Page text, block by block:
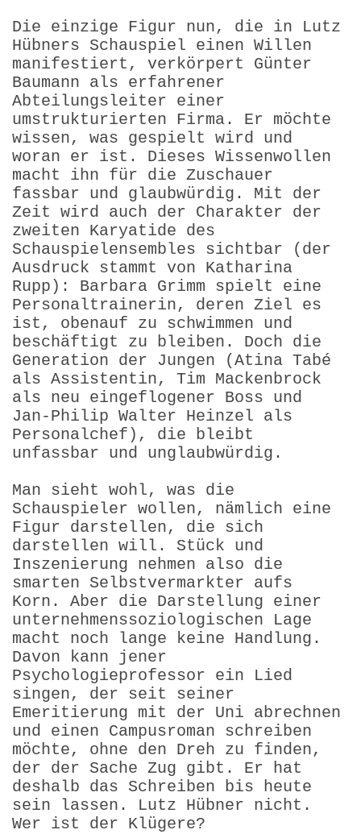
Die einzige Figur nun, die in Lutz
Hübners Schauspiel einen Willen
manifestiert, verkörpert Günter
Baumann als erfahrener
Abteilungsleiter einer
umstrukturierten Firma. Er möchte
wissen, was gespielt wird und
woran er ist. Dieses Wissenwollen
macht ihn für die Zuschauer
fassbar und glaubwürdig. Mit der
Zeit wird auch der Charakter der
zweiten Karyatide des
Schauspielensembles sichtbar (der
Ausdruck stammt von Katharina
Rupp): Barbara Grimm spielt eine
Personaltrainerin, deren Ziel es
ist, obenauf zu schwimmen und
beschäftigt zu bleiben. Doch die
Generation der Jungen (Atina Tabé
als Assistentin, Tim Mackenbrock
als neu eingeflogener Boss und
Jan-Philip Walter Heinzel als
Personalchef), die bleibt
unfassbar und unglaubwürdig.
Man sieht wohl, was die
Schauspieler wollen, nämlich eine
Figur darstellen, die sich
darstellen will. Stück und
Inszenierung nehmen also die
smarten Selbstvermarkter aufs
Korn. Aber die Darstellung einer
unternehmenssoziologischen Lage
macht noch lange keine Handlung.
Davon kann jener
Psychologieprofessor ein Lied
singen, der seit seiner
Emeritierung mit der Uni abrechnen
und einen Campusroman schreiben
möchte, ohne den Dreh zu finden,
der der Sache Zug gibt. Er hat
deshalb das Schreiben bis heute
sein lassen. Lutz Hübner nicht.
Wer ist der Klügere?